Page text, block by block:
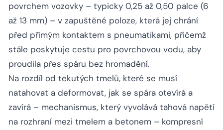
povrchem vozovky – typicky 0,25 až 0,50 palce (6
až 13 mm) – v zapuštěné poloze, která jej chrání
před přímým kontaktem s pneumatikami, přičemž
stále poskytuje cestu pro povrchovou vodu, aby
proudila přes spáru bez hromadění.
Na rozdíl od tekutých tmelů, které se musí
natahovat a deformovat, jak se spára otevírá a
zavírá – mechanismus, který vyvolává tahová napětí
na rozhraní mezi tmelem a betonem – kompresní